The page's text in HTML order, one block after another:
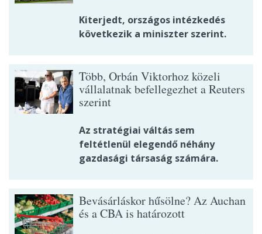
Kiterjedt, országos intézkedés
következik a miniszter szerint.
Több, Orbán Viktorhoz közeli
vállalatnak befellegezhet a Reuters
szerint
Az stratégiai váltás sem
feltétlenül elegendő néhány
gazdasági társaság számára.
Bevásárláskor hűsölne? Az Auchan
és a CBA is határozott